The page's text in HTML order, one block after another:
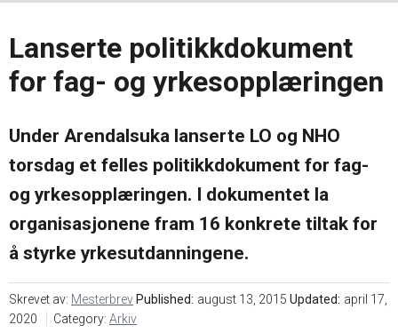
Mesterkvalifikasjonen
beskyttet
Kontakt
oss
Karriere
Nyheter
13 gode
grunner
alltid en
Magasinet
årsrapporter
Mestertittelen
i
markedsføring
Mesterbrev
lederutdanning
Mesterfagene
Studieplaner
Søk
mesterbrev
Veier til
mesterbrev
Lanserte politikkdokument
for fag- og yrkesopplæringen
Under Arendalsuka lanserte LO og NHO
torsdag et felles politikkdokument for fag-
og yrkesopplæringen. I dokumentet la
organisasjonene fram 16 konkrete tiltak for
å styrke yrkesutdanningene.
Skrevet av: Mesterbrev Published: august 13, 2015 Updated: april 17,
2020
Category: Arkiv